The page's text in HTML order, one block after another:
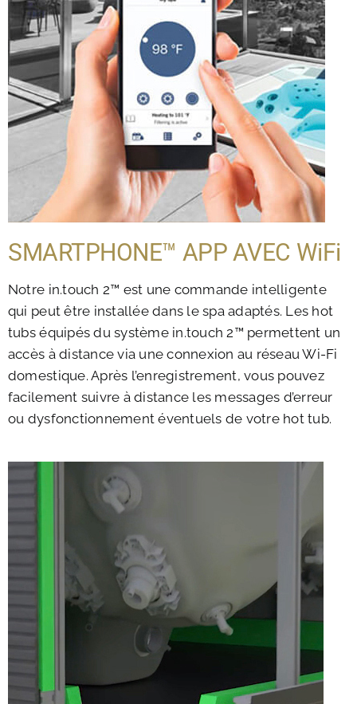
SMARTPHONE™ APP AVEC WiFi
Notre in.touch 2™ est une commande intelligente
qui peut être installée dans le spa adaptés. Les hot
tubs équipés du système in.touch 2™ permettent un
accès à distance via une connexion au réseau Wi-Fi
domestique. Après l’enregistrement, vous pouvez
facilement suivre à distance les messages d’erreur
ou dysfonctionnement éventuels de votre hot tub.